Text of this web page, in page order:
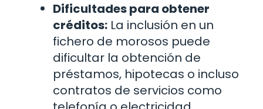
Dificultades para obtener
créditos: La inclusión en un
fichero de morosos puede
dificultar la obtención de
préstamos, hipotecas o incluso
contratos de servicios como